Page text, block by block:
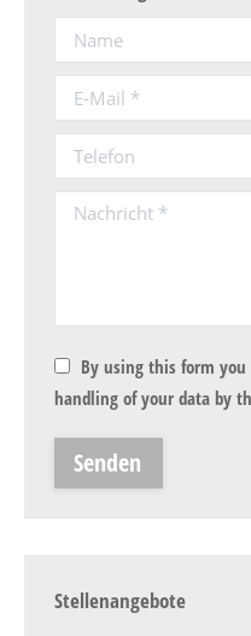
Name
E-Mail *
Telefon
Nachricht *
By using this form
handling of your data by
Senden
Stellenangebote